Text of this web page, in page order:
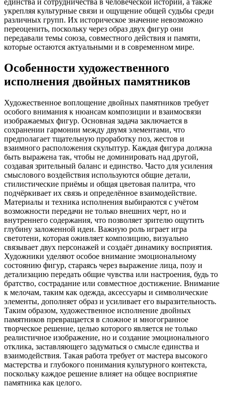
укрепляя культурные связи и ощущение общей судьбы среди
различных групп. Их историческое значение невозможно
переоценить, поскольку через образ двух фигур они
передавали темы союза, совместного действия и памяти,
которые остаются актуальными и в современном мире.
Особенности художественного
исполнения двойных памятников
Художественное воплощение двойных памятников требует
особого внимания к нюансам композиции и взаимосвязи
изображаемых фигур. Основная задача заключается в
сохранении гармонии между двумя элементами, что
предполагает тщательную проработку поз, жестов и
взаимного расположения скульптур. Каждая фигура должна
быть выражена так, чтобы не доминировать над другой,
создавая зрительный баланс и единство. Часто для усиления
смыслового воздействия используются общие детали,
стилистические приёмы и общая цветовая палитра, что
подчёркивает их связь и определённое взаимодействие.
Материалы и техника исполнения выбираются с учётом
возможности передачи не только внешних черт, но и
внутреннего содержания, что позволяет зрителю ощутить
глубину заложенной идеи. Важную роль играет игра
светотени, которая оживляет композицию, визуально
связывает двух персонажей и создаёт динамику восприятия.
Художники уделяют особое внимание эмоциональному
состоянию фигур, стараясь через выражение лица, позу и
детализацию передать общие чувства или настроения, будь то
братство, сострадание или совместное достижение. Внимание
к мелочам, таким как одежда, аксессуары и символические
элементы, дополняет образ и усиливает его выразительность.
Таким образом, художественное исполнение двойных
памятников превращается в сложное и многогранное
творческое решение, целью которого является не только
реалистичное изображение, но и создание эмоционального
отклика, заставляющего задуматься о смысле единства и
взаимодействия. Такая работа требует от мастера высокого
мастерства и глубокого понимания культурного контекста,
поскольку каждое решение влияет на общее восприятие
памятника как целого.